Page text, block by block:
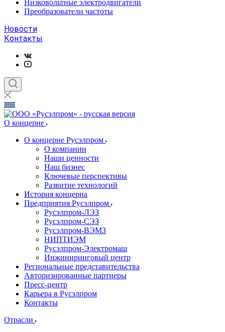
Низковольтные электродвигатели
Преобразователи частоты
Новости
Контакты
О концерне
О концерне Русэлпром
О компании
Наши ценности
Наш бизнес
Ключевые перспективы
Развитие технологий
История концерна
Предприятия Русэлпром
Русэлпром-ЛЭЗ
Русэлпром-СЭЗ
Русэлпром-ВЭМЗ
НИПТИЭМ
Русэлпром-Электромаш
Инжиниринговый центр
Региональные представительства
Авторизированные партнеры
Пресс-центр
Карьера в Русэлпром
Контакты
Отрасли